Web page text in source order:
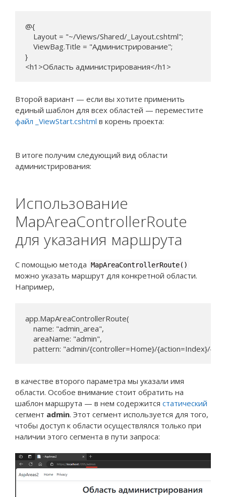
@{
    Layout = "~/Views/Shared/_Layout.cshtml";
    ViewBag.Title = "Администрирование";
}
<h1>Область администрирования</h1>
Второй вариант — если вы хотите применить
единый шаблон для всех областей — переместите
файл _ViewStart.cshtml в корень проекта:
В итоге получим следующий вид области
администрирования:
Использование
MapAreaControllerRoute
для указания маршрута
С помощью метода MapAreaControllerRoute()
можно указать маршрут для конкретной области.
Например,
app.MapAreaControllerRoute(
    name: "admin_area",
    areaName: "admin",
в качестве второго параметра мы указали имя
области. Особое внимание стоит обратить на
шаблон маршрута — в нем содержится статический
сегмент admin. Этот сегмент используется для того,
чтобы доступ к области осуществлялся только при
наличии этого сегмента в пути запроса: